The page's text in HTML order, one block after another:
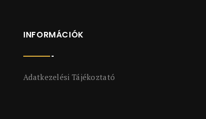
INFORMÁCIÓK
Adatkezelési Tájékoztató